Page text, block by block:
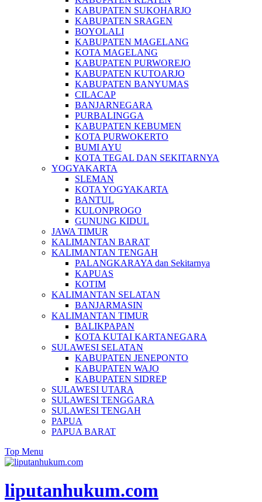
KABUPATEN SUKOHARJO
KABUPATEN SRAGEN
BOYOLALI
KABUPATEN MAGELANG
KOTA MAGELANG
KABUPATEN PURWOREJO
KABUPATEN KUTOARJO
KABUPATEN BANYUMAS
CILACAP
BANJARNEGARA
PURBALINGGA
KABUPATEN KEBUMEN
KOTA PURWOKERTO
BUMI AYU
KOTA TEGAL DAN SEKITARNYA
YOGYAKARTA
SLEMAN
KOTA YOGYAKARTA
BANTUL
KULONPROGO
GUNUNG KIDUL
JAWA TIMUR
KALIMANTAN BARAT
KALIMANTAN TENGAH
PALANGKARAYA dan Sekitarnya
KAPUAS
KOTIM
KALIMANTAN SELATAN
BANJARMASIN
KALIMANTAN TIMUR
BALIKPAPAN
KOTA KUTAI KARTANEGARA
SULAWESI SELATAN
KABUPATEN JENEPONTO
KABUPATEN WAJO
KABUPATEN SIDREP
SULAWESI UTARA
SULAWESI TENGGARA
SULAWESI TENGAH
PAPUA
PAPUA BARAT
Top Menu
liputanhukum.com